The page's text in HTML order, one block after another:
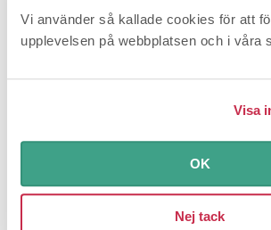
Vi använder så kallade cookies för att
upplevelsen på webbplatsen och i våra
Visa
OK
Nej tack
Nissan stänger ner sitt
begagnad Nissan, som har ett